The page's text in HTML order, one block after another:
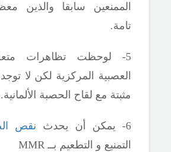
الممنعين سابقا والذين
تامة.
5- لوحظت تظاهرات
العصبية المركزية لكن لا
مثبتة مع لقاح الحصبة الألمانية.
6- يمكن أن يحدث نقص
التمنيع و التطعيم بــMMR